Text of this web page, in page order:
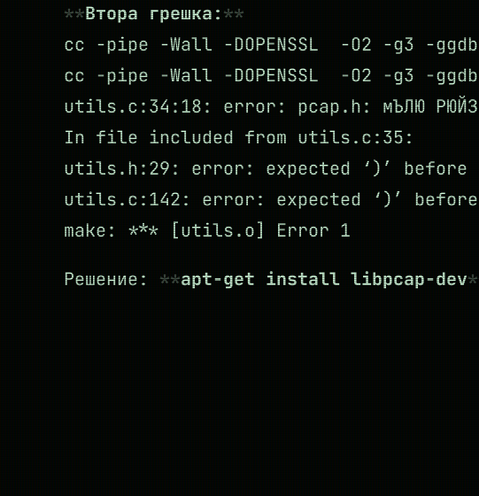
Втора грешка:
cc -pipe -Wall -DOPENSSL -O2 -g3 -
cc -pipe -Wall -DOPENSSL -O2 -g3
utils.c:34:18: error: pcap.h: мЪЛЮ РЮЙЗБ
In file included from utils.c:35:
utils.h:29: error: expected ‘)’ before
utils.c:142: error: expected ‘)’
make: *** [utils.o] Error 1
Решение: apt-get install libpcap-dev